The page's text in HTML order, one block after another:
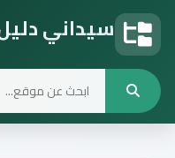
سيداني